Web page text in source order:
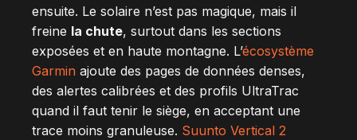
ensuite. Le solaire n’est pas magique, mais il
freine la chute, surtout dans les sections
exposées et en haute montagne. L’écosystème
Garmin ajoute des pages de données denses,
des alertes calibrées et des profils UltraTrac
quand il faut tenir le siège, en acceptant une
trace moins granuleuse. Suunto Vertical 2